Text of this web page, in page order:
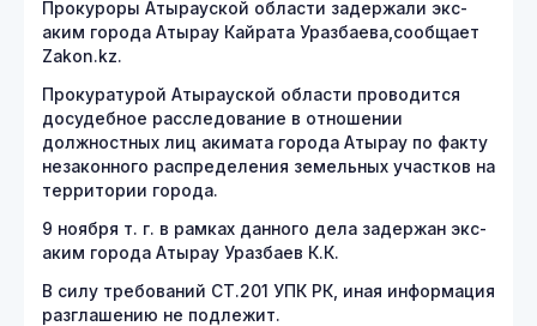
Прокуроры Атырауской области задержали экс-
аким города Атырау Кайрата Уразбаева,сообщает
Zakon.kz.
Прокуратурой Атырауской области проводится
досудебное расследование в отношении
должностных лиц акимата города Атырау по факту
незаконного распределения земельных участков на
территории города.
9 ноября т. г. в рамках данного дела задержан экс-
аким города Атырау Уразбаев К.К.
В силу требований CT.201 УПК РК, иная информация
разглашению не подлежит.